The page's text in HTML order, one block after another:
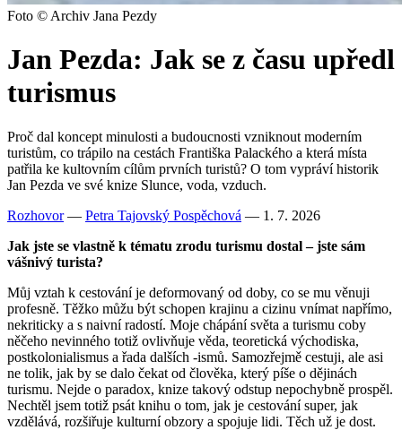
Foto © Archiv Jana Pezdy
Jan Pezda: Jak se z času upředl
turismus
Proč dal koncept minulosti a budoucnosti vzniknout moderním
turistům, co trápilo na cestách Františka Palackého a která místa
patřila ke kultovním cílům prvních turistů? O tom vypráví historik
Jan Pezda ve své knize Slunce, voda, vzduch.
Rozhovor— Petra Tajovský Pospěchová — 1. 7. 2026
Jak jste se vlastně k tématu zrodu turismu dostal – jste sám
vášnivý turista?
Můj vztah k cestování je deformovaný od doby, co se mu věnuji
profesně. Těžko můžu být schopen krajinu a cizinu vnímat napřímo,
nekriticky a s naivní radostí. Moje chápání světa a turismu coby
něčeho nevinného totiž ovlivňuje věda, teoretická východiska,
postkolonialismus a řada dalších -ismů. Samozřejmě cestuji, ale asi
ne tolik, jak by se dalo čekat od člověka, který píše o dějinách
turismu. Nejde o paradox, knize takový odstup nepochybně prospěl.
Nechtěl jsem totiž psát knihu o tom, jak je cestování super, jak
vzdělává, rozšiřuje kulturní obzory a spojuje lidi. Těch už je dost.